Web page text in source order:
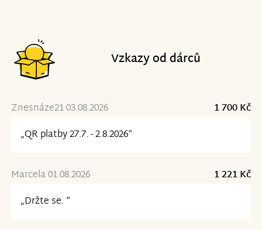
Vzkazy od dárců
Znesnáze21 03.08.2026
1 700 Kč
„QR platby 27.7. - 2.8.2026“
Marcela 01.08.2026
1 221 Kč
„Držte se. “